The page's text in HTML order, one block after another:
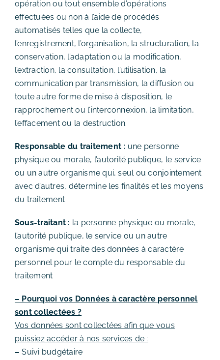
opération ou tout ensemble d’opérations
effectuées ou non à l’aide de procédés
automatisés telles que la collecte,
l’enregistrement, l’organisation, la structuration, la
conservation, l’adaptation ou la modification,
l’extraction, la consultation, l’utilisation, la
communication par transmission, la diffusion ou
toute autre forme de mise à disposition, le
rapprochement ou l’interconnexion, la limitation,
l’effacement ou la destruction.
Responsable du traitement : une personne
physique ou morale, l’autorité publique, le service
ou un autre organisme qui, seul ou conjointement
avec d’autres, détermine les finalités et les moyens
du traitement
Sous-traitant : la personne physique ou morale,
l’autorité publique, le service ou un autre
organisme qui traite des données à caractère
personnel pour le compte du responsable du
traitement
– Pourquoi vos Données à caractère personnel
sont collectées ?
Vos données sont collectées afin que vous
puissiez accéder à nos services de :
–Suivi budgétaire